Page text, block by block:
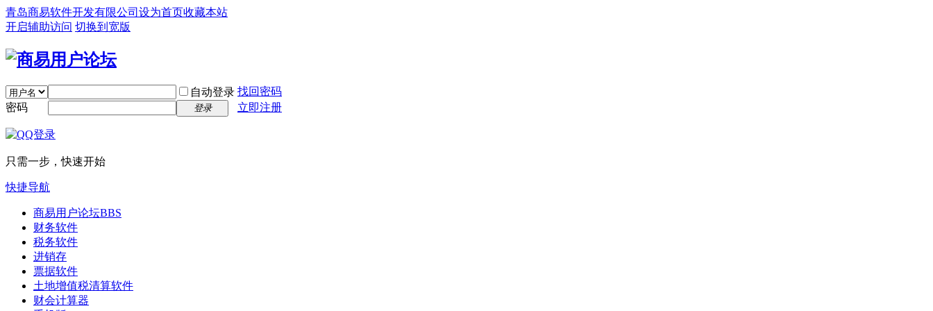
青岛商易软件开发有限公司 设为首页收藏本站
开启辅助访问 切换到宽版
自动登录 找回密码
密码
登录 立即注册
只需一步，快速开始
快捷导航
商易用户论坛BBS
财务软件
税务软件
进销存
票据软件
土地增值税清算软件
财会计算器